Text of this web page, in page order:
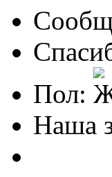
Пол:
Наша